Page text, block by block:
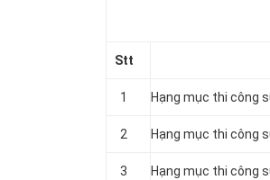
Stt
1 Hạng mục thi công
2 Hạng mục thi công
3 Hạng mục thi công